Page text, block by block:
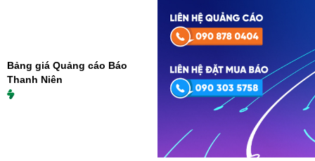
Bảng giá Quảng cáo Báo
Thanh Niên